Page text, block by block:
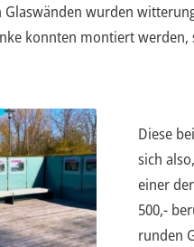
Glaswänden wurden
konnten montiert
Diese
sich
einer
500,-
runden